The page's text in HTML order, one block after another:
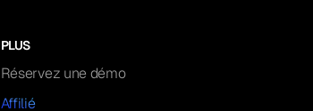
PLUS
Réservez une démo
Affilié